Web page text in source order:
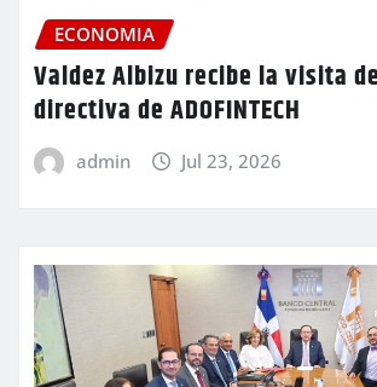
ECONOMIA
Valdez Albizu recibe la visita
directiva de ADOFINTECH
admin Jul 23, 2026